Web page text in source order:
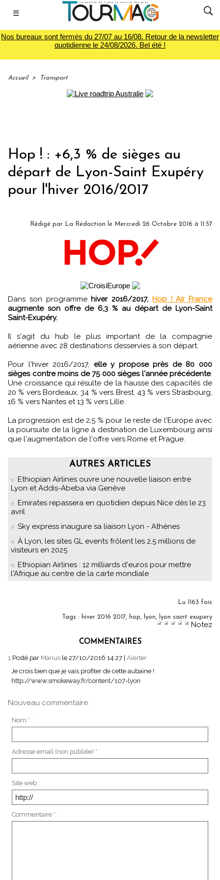
☰
Nos bureaux sont fermés du 27/07 au 16/08. Retour de la newsletter
quotidienne le 24/08/2026. Bel été !
Accueil > Transport
Hop ! : +6,3 % de sièges au
départ de Lyon-Saint Exupéry
pour l'hiver 2016/2017
Rédigé par La Rédaction le Mercredi 26 Octobre 2016 à 11:57
Dans son programme hiver 2016/2017, Hop ! Air France
augmente son offre de 6,3 % au départ de Lyon-Saint
Saint-Exupéry.
Il s'agit du hub le plus important de la compagnie
aérienne avec 28 destinations desservies à son départ.
Pour l'hiver 2016/2017, elle y propose près de 80 000
sièges contre moins de 75 000 sièges l'année précédente.
Une croissance qui résulte de la hausse des capacités de
20 % vers Bordeaux, 34 % vers Brest, 43 % vers Strasbourg,
16 % vers Nantes et 13 % vers Lille.
La progression est de 2,5 % pour le reste de l'Europe avec
la poursuite de la ligne à destination de Luxembourg ainsi
que l'augmentation de l'offre vers Rome et Prague.
AUTRES ARTICLES
Ethiopian Airlines ouvre une nouvelle liaison entre
Lyon et Addis-Abeba via Genève
Emirates repassera en quotidien depuis Nice dès le 23
avril
Sky express inaugure sa liaison Lyon - Athènes
À Lyon, les sites GL events frôlent les 2,5 millions de
visiteurs en 2025
Ethiopian Airlines : 12 milliards d'euros pour mettre
l'Afrique au centre de la carte mondiale
Lu 1163 fois
Tags : hiver 2016 2017, hop, lyon, lyon saint exupery
Notez
COMMENTAIRES
1.Posté par Marius le 27/10/2016 14:27 Alerter
Je crois bien que je vais profiter de cette aubaine !
http://www.smokeway.fr/content/107-lyon
Nouveau commentaire :
Nom * :
Adresse email (non publiée) * :
Site web :
Commentaire * :